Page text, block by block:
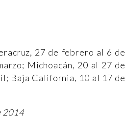
27 de febrero al 6 de
Michoacán, 20 al 27 de
Baja California, 10 al 17 de
2014